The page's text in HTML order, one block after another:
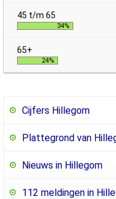
34%
24%
Cijfers Hillegom
Plattegrond van
Nieuws in Hillegom
112 meldingen in